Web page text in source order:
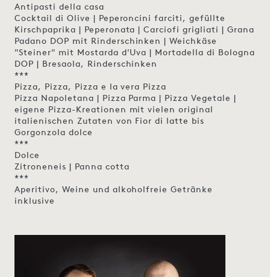
Antipasti della casa
Cocktail di Olive | Peperoncini farciti, gefüllte
Kirschpaprika | Peperonata | Carciofi grigliati | Grana
Padano DOP mit Rinderschinken | Weichkäse
"Steiner" mit Mostarda d'Uva | Mortadella di Bologna
DOP | Bresaola, Rinderschinken
***
Pizza, Pizza, Pizza e la vera Pizza
Pizza Napoletana | Pizza Parma | Pizza Vegetale |
eigene Pizza-Kreationen mit vielen original
italienischen Zutaten von Fior di latte bis
Gorgonzola dolce
***
Dolce
Zitroneneis | Panna cotta
***
Aperitivo, Weine und alkoholfreie Getränke
inklusive